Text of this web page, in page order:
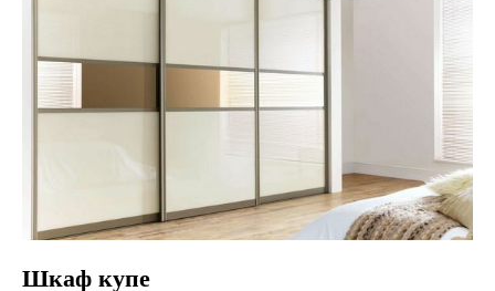
Шкаф купе